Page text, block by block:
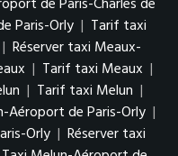
Paris-Orly | Tarif taxi
| Réserver taxi Meaux-
| Tarif taxi Meaux |
| Tarif taxi Melun |
Aéroport de Paris-Orly |
Orly | Réserver taxi